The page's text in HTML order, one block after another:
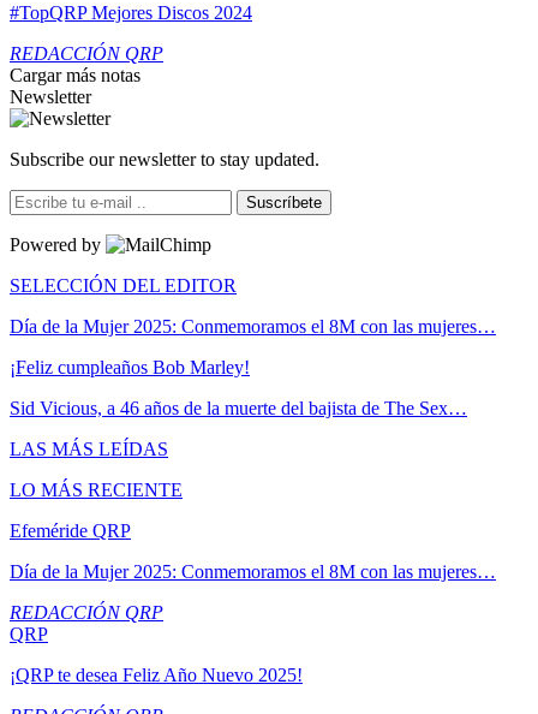
#TopQRP Mejores Discos 2024
REDACCIÓN QRP
Cargar más notas
Newsletter
Subscribe our newsletter to stay updated.
Suscríbete
Powered by
SELECCIÓN DEL EDITOR
Día de la Mujer 2025: Conmemoramos el 8M con las mujeres…
¡Feliz cumpleaños Bob Marley!
Sid Vicious, a 46 años de la muerte del bajista de The Sex…
LAS MÁS LEÍDAS
LO MÁS RECIENTE
Efeméride QRP
Día de la Mujer 2025: Conmemoramos el 8M con las mujeres…
REDACCIÓN QRP
QRP
¡QRP te desea Feliz Año Nuevo 2025!